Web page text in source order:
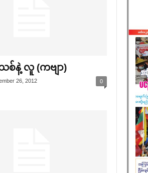
စ်နဲ့ လူ (ကဗျာ)
26, 2012 0